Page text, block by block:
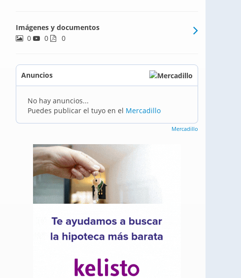
nuevo barrio de Sevilla donde tu hogar
será mucho más que una vivienda.
Imágenes y documentos
0
0 0
Anuncios
No hay anuncios...
Puedes publicar el tuyo en el Mercadillo
Mercadillo